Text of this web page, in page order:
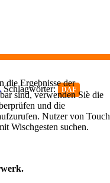
die Ergebnisse der
sind, verwenden Sie die
und die
Nutzer von
Wischgesten suchen.
Schlagwörter: DAF ,